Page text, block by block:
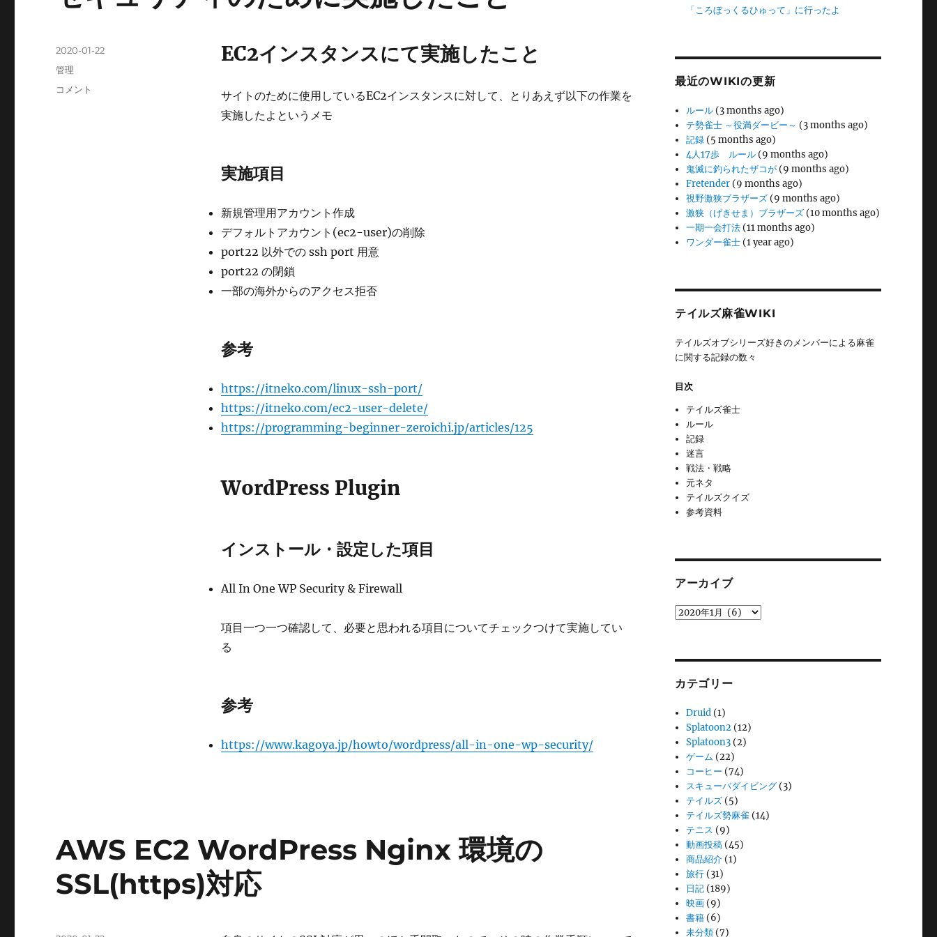
EC2インスタンスにて実施したこと
サイトのために使用しているEC2インスタンスに対して、とりあえず以下の作業を
実施したよというメモ
実施項目
新規管理用アカウント作成
デフォルトアカウント(ec2-user)の削除
port22 以外での ssh port 用意
port22 の閉鎖
一部の海外からのアクセス拒否
参考
https://itneko.com/linux-ssh-port/
https://itneko.com/ec2-user-delete/
https://programming-beginner-zeroichi.jp/articles/125
WordPress Plugin
インストール・設定した項目
All In One WP Security & Firewall
項目一つ一つ確認して、必要と思われる項目についてチェックつけて実施してい
る
参考
https://www.kagoya.jp/howto/wordpress/all-in-one-wp-security/
投
稿
2020-01-22
カ
管理
セ
コメント
AWS EC2 WordPress Nginx 環境の
SSL(https)対応
「ころぼっくるひゅって」に行ったよ
最近のWIKIの更新
ルール (3 months ago)
テ勢雀士 ～役満ダービー～ (3 months ago)
記録 (5 months ago)
4人17歩 ルール (9 months ago)
鬼滅に釣られたザコが (9 months ago)
Fretender (9 months ago)
視野激狭ブラザーズ (9 months ago)
激狭（げきせま）ブラザーズ (10 months ago)
一期一会打法 (11 months ago)
ワンダー雀士 (1 year ago)
テイルズ麻雀WIKI
テイルズオブシリーズ好きのメンバーによる麻雀
に関する記録の数々
目次
テイルズ雀士
ルール
記録
迷言
戦法・戦略
元ネタ
テイルズクイズ
参考資料
アーカイブ
ア
カテゴリー
Druid (1)
Splatoon2 (12)
Splatoon3 (2)
ゲーム (22)
コーヒー (74)
スキューバダイビング (3)
テイルズ (5)
テイルズ勢麻雀 (14)
テニス (9)
動画投稿 (45)
商品紹介 (1)
旅行 (31)
日記 (189)
映画 (9)
書籍 (6)
未分類 (7)